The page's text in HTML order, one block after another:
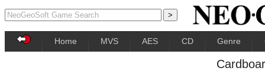
Home MVS AES CD Genre